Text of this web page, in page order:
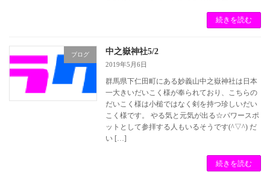
続きを読む
ブログ 中之嶽神社5/2
2019年5月6日
群馬県下仁田町にある妙義山中之嶽神社は日本
一大きいだいこく様が奉られており、こちらの
だいこく様は小槌ではなく剣を持つ珍しいだい
こく様です。 やる気と元気が出る☆パワースポ
ットとして参拝する人もいるそうです(^▽^) だ
い […]
続きを読む